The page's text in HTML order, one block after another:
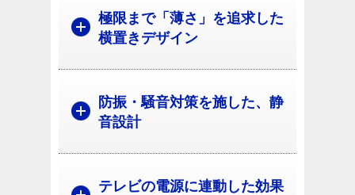
極限まで「薄さ」を追求した
横置きデザイン
防振・騒音対策を施した、静
音設計
テレビの電源に連動した効果